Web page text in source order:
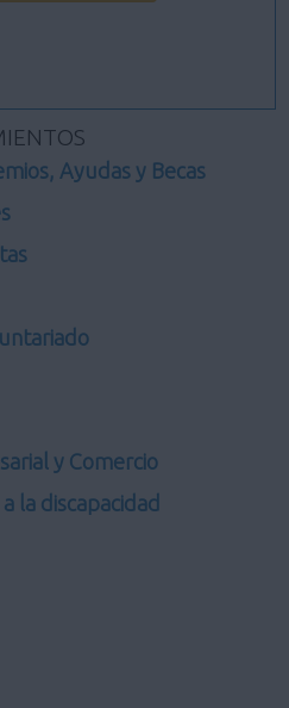
Ayudas y Becas
y Comercio
la discapacidad